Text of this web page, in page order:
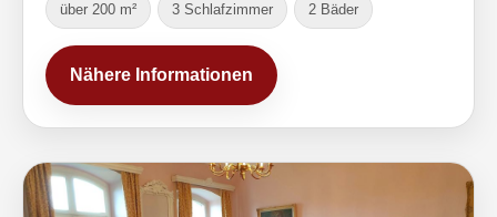
über 200 m² 3 Schlafzimmer 2 Bäder
Nähere Informationen